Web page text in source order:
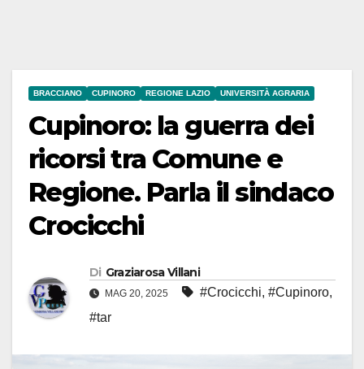
BRACCIANO CUPINORO REGIONE LAZIO UNIVERSITÀ AGRARIA
Cupinoro: la guerra dei
ricorsi tra Comune e
Regione. Parla il sindaco
Crocicchi
Di Graziarosa Villani
MAG 20, 2025 #Crocicchi, #Cupinoro,
#tar